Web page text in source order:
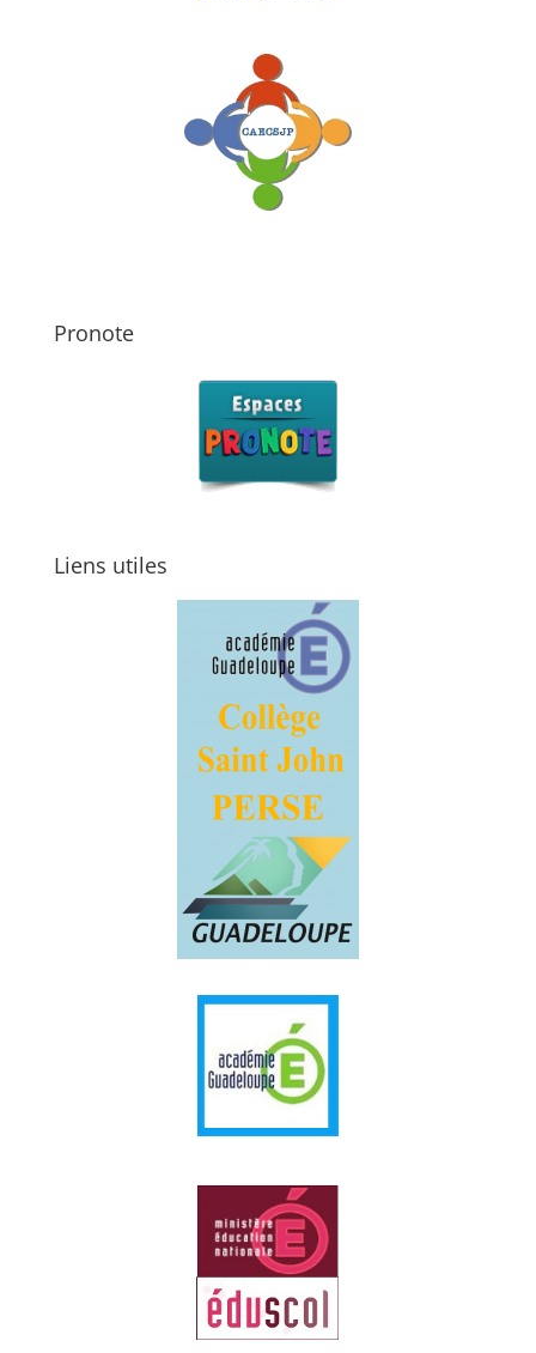
Pronote
Liens utiles